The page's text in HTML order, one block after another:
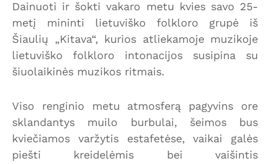
Dainuoti ir šokti vakaro metu kvies savo 25-
metį mininti lietuviško folkloro grupė iš
Šiaulių „Kitava“, kurios atliekamoje muzikoje
lietuviško folkloro intonacijos susipina su
šiuolaikinės muzikos ritmais.
Viso renginio metu atmosferą pagyvins ore
sklandantys muilo burbulai, šeimos bus
kviečiamos varžytis estafetėse, vaikai galės
piešti kreidelėmis bei vaišintis